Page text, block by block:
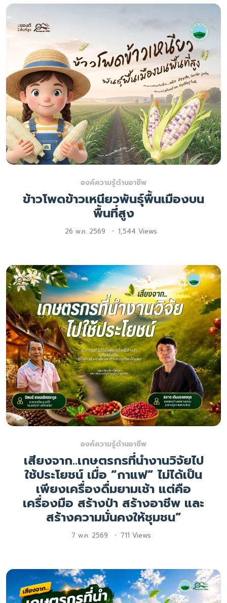
องค์ความรู้ด้านอาชีพ
ข้าวโพดข้าวเหนียวพันธุ์พื้นเมืองบน
พื้นที่สูง
26 พ.ค. 2569 1,544 Views
องค์ความรู้ด้านอาชีพ
เสียงจาก..เกษตรกรที่นำงานวิจัยไป
ใช้ประโยชน์ เมื่อ “กาแฟ” ไม่ได้เป็น
เพียงเครื่องดื่มยามเช้า แต่คือ
เครื่องมือ สร้างป่า สร้างอาชีพ และ
สร้างความมั่นคงให้ชุมชน”
7 พ.ค. 2569 711 Views